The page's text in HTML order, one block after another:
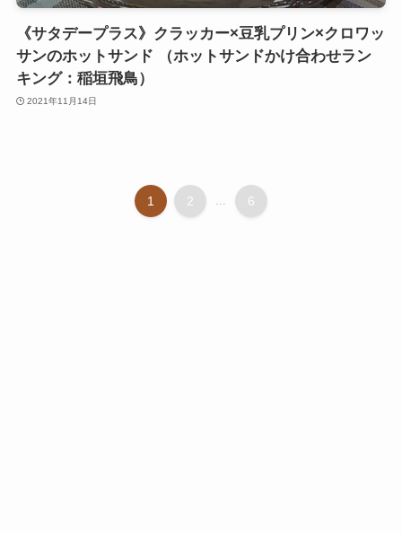
《サタデープラス》クラッカー×豆乳プリン×クロワッ
サンのホットサンド （ホットサンドかけ合わせラン
キング：稲垣飛鳥）
2021年11月14日
1 2 ... 6